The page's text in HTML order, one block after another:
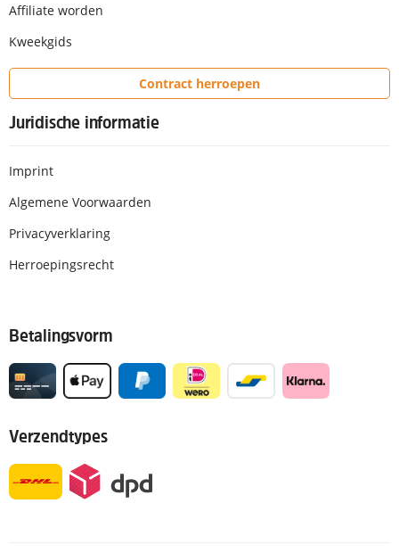
Affiliate worden
Kweekgids
Contract herroepen
Juridische informatie
Imprint
Algemene Voorwaarden
Privacyverklaring
Herroepingsrecht
Betalingsvorm
Verzendtypes